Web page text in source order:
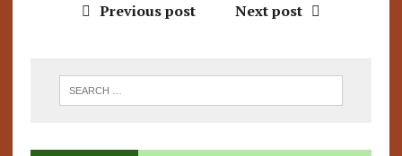
Previous post Next post